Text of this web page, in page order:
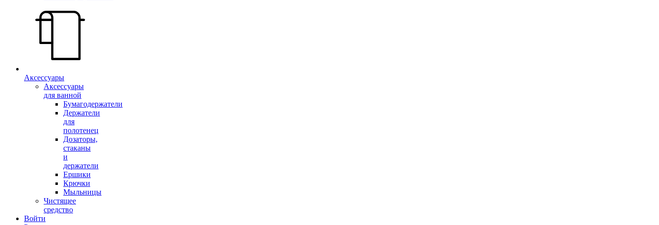
Аксессуары
Аксессуары
для ванной
Бумагодержатели
Держатели
для
полотенец
Дозаторы,
стаканы
и
держатели
Ершики
Крючки
Мыльницы
Чистящее
средство
Войти